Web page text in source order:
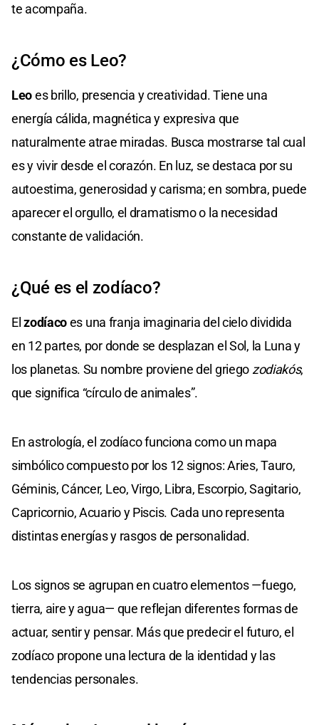
te acompaña.
¿Cómo es Leo?
Leoes brillo, presencia y creatividad. Tiene una
energía cálida, magnética y expresiva que
naturalmente atrae miradas. Busca mostrarse tal cual
es y vivir desde el corazón. En luz, se destaca por su
autoestima, generosidad y carisma; en sombra, puede
aparecer el orgullo, el dramatismo o la necesidad
constante de validación.
¿Qué es el zodíaco?
Elzodíacoes una franja imaginaria del cielo dividida
en 12 partes, por donde se desplazan el Sol, la Luna y
los planetas. Su nombre proviene del griego zodiakós,
que significa “círculo de animales”.
En astrología, el zodíaco funciona como un mapa
simbólico compuesto por los 12 signos: Aries, Tauro,
Géminis, Cáncer, Leo, Virgo, Libra, Escorpio, Sagitario,
Capricornio, Acuario y Piscis. Cada uno representa
distintas energías y rasgos de personalidad.
Los signos se agrupan en cuatro elementos —fuego,
tierra, aire y agua— que reflejan diferentes formas de
actuar, sentir y pensar. Más que predecir el futuro, el
zodíaco propone una lectura de la identidad y las
tendencias personales.